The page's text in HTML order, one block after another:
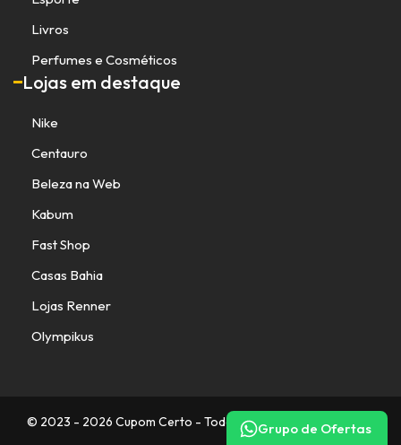
Grupo de Ofertas
Livros
Perfumes e Cosméticos
Lojas em destaque
Nike
Centauro
Beleza na Web
Kabum
Fast Shop
Casas Bahia
Lojas Renner
Olympikus
© 2023 - 2026 Cupom Certo - Todos os direitos reservados.